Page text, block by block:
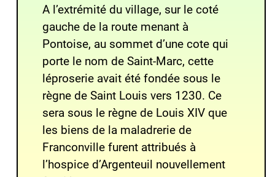
A l’extrémité du village, sur le coté
gauche de la route menant à
Pontoise, au sommet d’une cote qui
porte le nom de Saint-Marc, cette
léproserie avait été fondée sous le
règne de Saint Louis vers 1230. Ce
sera sous le règne de Louis XIV que
les biens de la maladrerie de
Franconville furent attribués à
l’hospice d’Argenteuil nouvellement